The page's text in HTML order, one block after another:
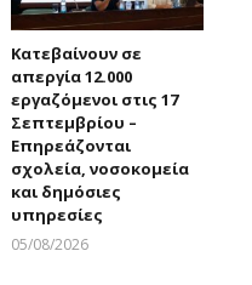
Κατεβαίνουν σε
απεργία 12.000
εργαζόμενοι στις 17
Σεπτεμβρίου –
Επηρεάζονται
σχολεία, νοσοκομεία
και δημόσιες
υπηρεσίες
05/08/2026